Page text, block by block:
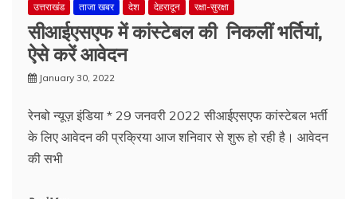
उत्तराखंड ताजा खबर देश देहरादून रक्षा-सुरक्षा
सीआईएसएफ में कांस्टेबल की निकलीं भर्तियां,
ऐसे करें आवेदन
January 30, 2022
रेनबो न्यूज़ इंडिया * 29 जनवरी 2022 सीआईएसएफ कांस्टेबल भर्ती
के लिए आवेदन की प्रक्रिया आज शनिवार से शुरू हो रही है। आवेदन
की सभी